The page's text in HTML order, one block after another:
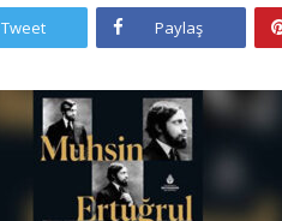
Tweet Paylaş